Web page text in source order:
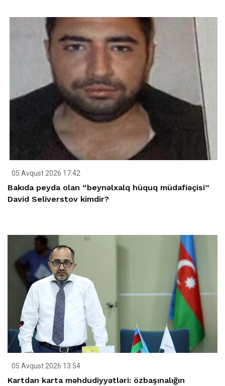
05 Avqust 2026 17:42
Bakıda peyda olan “beynəlxalq hüquq müdafiəçisi”
David Seliverstov kimdir?
05 Avqust 2026 13:54
Kartdan karta məhdudiyyətləri: özbaşınalığın